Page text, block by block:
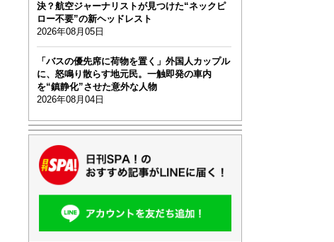
決？航空ジャーナリストが見つけた“ネックピ
ロー不要”の新ヘッドレスト
2026年08月05日
「バスの優先席に荷物を置く」外国人カップル
に、怒鳴り散らす地元民。一触即発の車内
を“鎮静化”させた意外な人物
2026年08月04日